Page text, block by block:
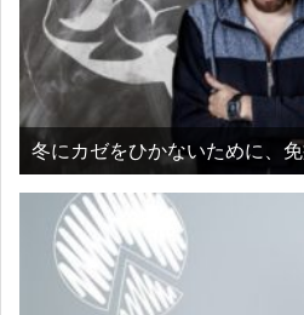
冬にカゼをひかないために、